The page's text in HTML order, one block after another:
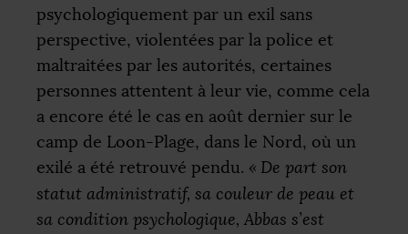
psychologiquement par un exil sans
perspective, violentées par la police et
maltraitées par les autorités, certaines
personnes attentent à leur vie, comme cela
a encore été le cas en août dernier sur le
camp de Loon-Plage, dans le Nord, où un
exilé a été retrouvé pendu. « De part son
statut administratif, sa couleur de peau et
sa condition psychologique, Abbas s’est